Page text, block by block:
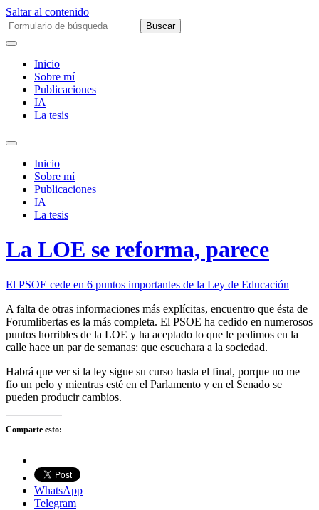
Saltar al contenido
Buscar:
Inicio
Sobre mí­
Publicaciones
IA
La tesis
Alternar
campo
búsqueda
Inicio
Sobre mí­
Publicaciones
IA
La tesis
La LOE se reforma, parece
El PSOE cede en 6 puntos importantes de la Ley de Educación
A falta de otras informaciones más explícitas, encuentro que ésta de
Forumlibertas es la más completa. El PSOE ha cedido en numerosos
puntos horribles de la LOE y ha aceptado lo que le pedimos en la
calle hace un par de semanas: que escuchara a la sociedad.
Habrá que ver si la ley sigue su curso hasta el final, porque no me
fío un pelo y mientras esté en el Parlamento y en el Senado se
pueden producir cambios.
Comparte esto:
WhatsApp
Telegram